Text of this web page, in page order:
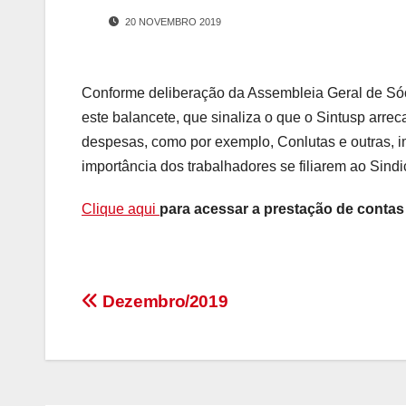
20 NOVEMBRO 2019
Conforme deliberação da Assembleia Geral de
este balancete, que sinaliza o que o Sintusp
despesas, como por exemplo, Conlutas e outras,
importância dos trabalhadores se filiarem ao
Clique aqui para acessar a prestação de
Navegação
Dezembro/2019